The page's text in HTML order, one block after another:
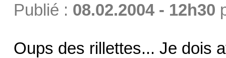
Publié : 08.02.2004 - 12h30
Oups des rillettes... Je dois